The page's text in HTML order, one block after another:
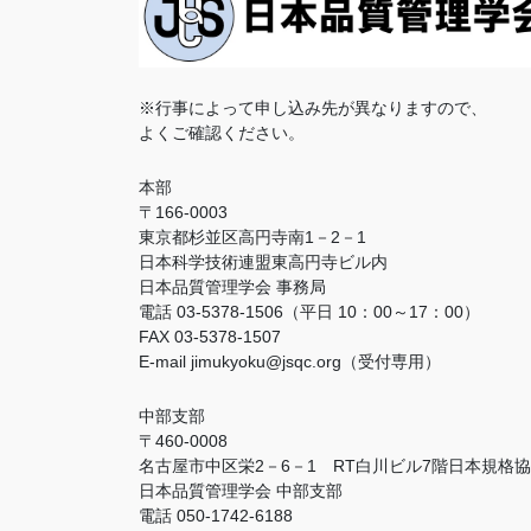
※行事によって申し込み先が異なりますので、
よくご確認ください。
本部
〒166-0003
東京都杉並区高円寺南1－2－1
日本科学技術連盟東高円寺ビル内
日本品質管理学会 事務局
電話 03-5378-1506（平日 10：00～17：00）
FAX 03-5378-1507
E-mail jimukyoku@jsqc.org（受付専用）
中部支部
〒460-0008
名古屋市中区栄2－6－1 RT白川ビル7階日本規格
日本品質管理学会 中部支部
電話 050-1742-6188